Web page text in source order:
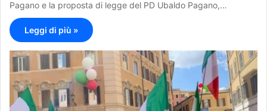
Pagano e la proposta di legge del PD Ubaldo Pagano,…
Leggi di più »